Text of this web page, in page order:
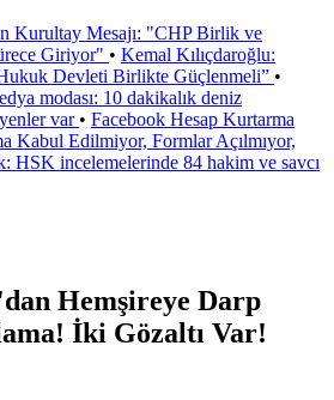
Kurultay Mesajı: "CHP Birlik ve
Giriyor" • Kemal Kılıçdaroğlu:
Devleti Birlikte Güçlenmeli” •
modası: 10 dakikalık deniz
var • Facebook Hesap Kurtarma
Kabul Edilmiyor, Formlar Açılmıyor,
HSK incelemelerinde 84 hakim ve savcı
Hemşireye Darp
İki Gözaltı Var!